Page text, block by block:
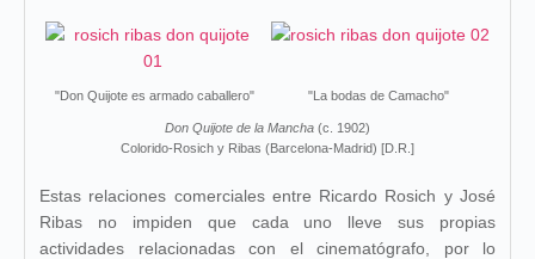
"Don Quijote es armado caballero" "La bodas de Camacho"
Don Quijote de la Mancha (c. 1902)
Colorido-Rosich y Ribas (Barcelona-Madrid) [D.R.]
Estas relaciones comerciales entre Ricardo Rosich y José
Ribas no impiden que cada uno lleve sus propias
actividades relacionadas con el cinematógrafo, por lo